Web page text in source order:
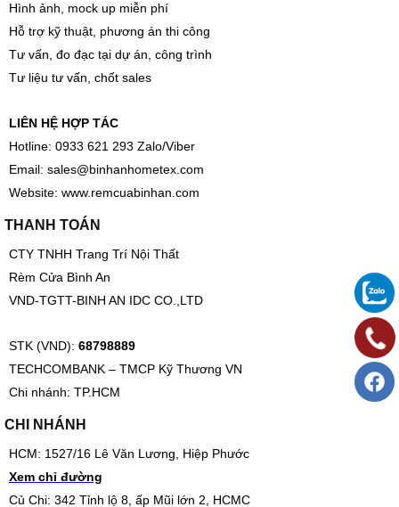
Hình ảnh, mock up miễn phí
Hỗ trợ kỹ thuật, phương án thi công
Tư vấn, đo đạc tại dự án, công trình
Tư liệu tư vấn, chốt sales
LIÊN HỆ HỢP TÁC
Hotline: 0933 621 293 Zalo/Viber
Email: sales@binhanhometex.com
Website: www.remcuabinhan.com
THANH TOÁN
CTY TNHH Trang Trí Nội Thất
Rèm Cửa Bình An
VND-TGTT-BINH AN IDC CO.,LTD
STK (VND): 68798889
TECHCOMBANK – TMCP Kỹ Thương VN
Chi nhánh: TP.HCM
CHI NHÁNH
HCM: 1527/16 Lê Văn Lương, Hiệp Phước
Xem chỉ đường
Củ Chi: 342 Tỉnh lộ 8, ấp Mũi lớn 2, HCMC